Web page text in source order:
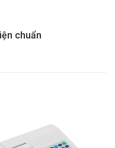
chuẩn